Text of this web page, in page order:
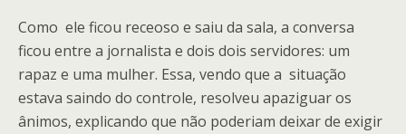
Como ele ficou receoso e saiu da sala, a conversa
ficou entre a jornalista e dois dois servidores: um
rapaz e uma mulher. Essa, vendo que a situação
estava saindo do controle, resolveu apaziguar os
ânimos, explicando que não poderiam deixar de exigir